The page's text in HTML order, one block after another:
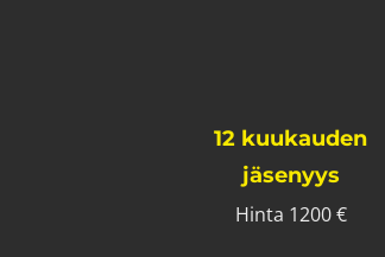
12 kuukauden
jäsenyys
Hinta 1200 €